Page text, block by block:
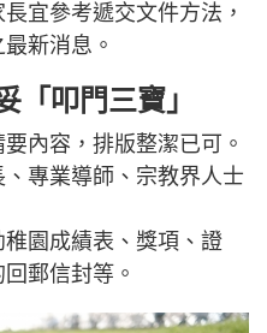
宜參考遞交文件方法，
新消息。
「叩門三寶」
內容，排版整潔已可。
、專業導師、宗教界人士
稚園成績表、獎項、證
郵信封等。